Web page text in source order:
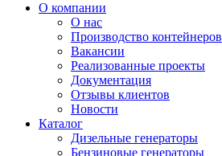
О компании
О нас
Производство контейнеров
Вакансии
Реализованные проекты
Документация
Отзывы клиентов
Новости
Каталог
Дизельные генераторы
Бензиновые генераторы